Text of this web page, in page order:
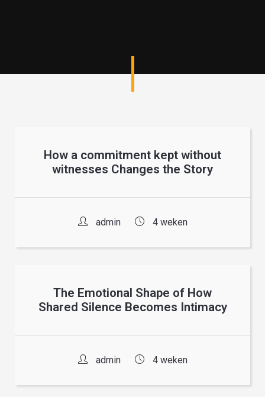
How a commitment kept without
witnesses Changes the Story
admin 4 weken
The Emotional Shape of How
Shared Silence Becomes Intimacy
admin 4 weken